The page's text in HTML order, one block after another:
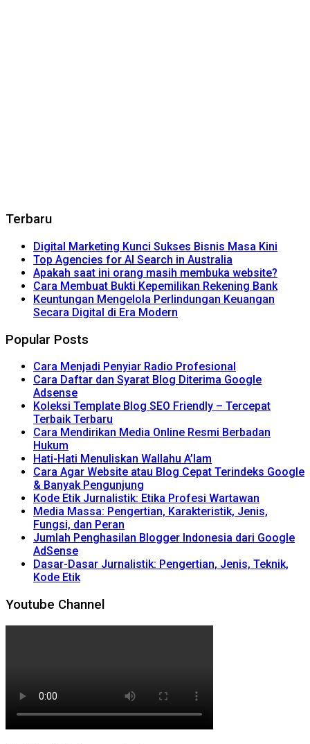
Terbaru
Digital Marketing Kunci Sukses Bisnis Masa Kini
Top Agencies for AI Search in Australia
Apakah saat ini orang masih membuka website?
Cara Membuat Bukti Kepemilikan Rekening Bank
Keuntungan Mengelola Perlindungan Keuangan
Secara Digital di Era Modern
Popular Posts
Cara Menjadi Penyiar Radio Profesional
Cara Daftar dan Syarat Blog Diterima Google
Adsense
Koleksi Template Blog SEO Friendly – Tercepat
Terbaik Terbaru
Cara Mendirikan Media Online Resmi Berbadan
Hukum
Hati-Hati Menuliskan Wallahu A’lam
Cara Agar Website atau Blog Cepat Terindeks Google
& Banyak Pengunjung
Kode Etik Jurnalistik: Etika Profesi Wartawan
Media Massa: Pengertian, Karakteristik, Jenis,
Fungsi, dan Peran
Jumlah Penghasilan Blogger Indonesia dari Google
AdSense
Dasar-Dasar Jurnalistik: Pengertian, Jenis, Teknik,
Kode Etik
Youtube Channel